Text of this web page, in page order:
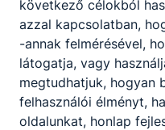
következő célokból
azzal kapcsolatban,
-annak felmérésével,
látogatja, vagy
megtudhatjuk, hogyan
felhasználói élményt,
oldalunkat, honlap